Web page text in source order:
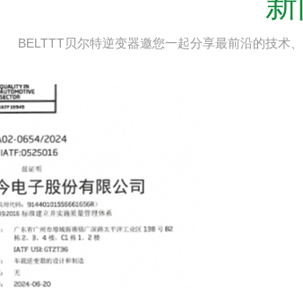
BELTTT贝尔特逆变器邀您一起分享最前沿的技术